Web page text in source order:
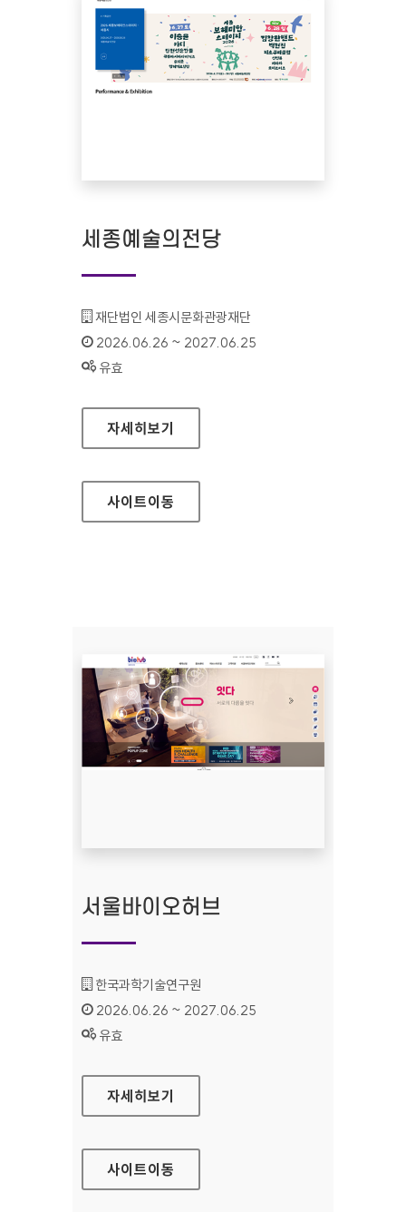
세종예술의전당
기관명 :
재단법인 세종시문화관광재단
인증기간 :
2026.06.26 ~ 2027.06.25
상태 :
유효
세종예술의전당
자세히보기
사이트이동
서울바이오허브
기관명 :
한국과학기술연구원
인증기간 :
2026.06.26 ~ 2027.06.25
상태 :
유효
서울바이오허브
자세히보기
사이트이동